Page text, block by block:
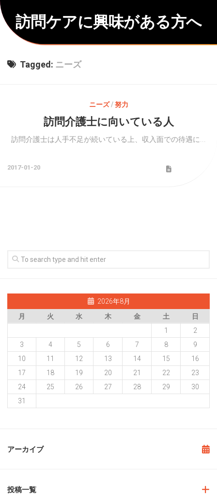
Skip
to
content訪問ケアに興味がある方へ
Tagged: ニーズ
ニーズ/努力
訪問介護士に向いている人
訪問介護士は人手不足が続いている上、収入面での待遇に...
2017-01-20
2026年8月
月
火 水 木 金 土
日
1
2
3
4 5 6 7 8
9
10
11 12 13 14 15
16
17
18 19 20 21 22
23
24
25 26 27 28 29
30
31
アーカイブ
投稿一覧